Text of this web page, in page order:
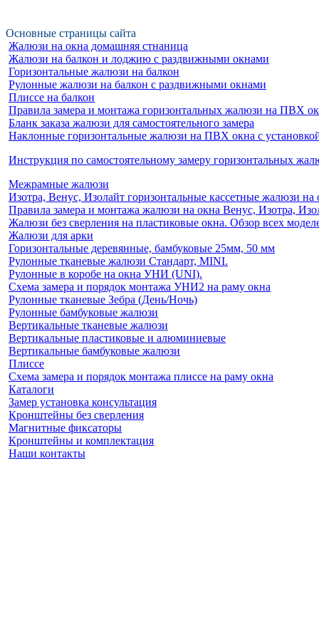
Основные страницы сайта
Жалюзи на окна домашняя стнаница
Жалюзи на балкон и лоджию c раздвижными окнами
Горизонтальные жалюзи на балкон
Рулонные жалюзи на балкон с раздвижными окнами
Плиссе на балкон
Правила замера и монтажа горизонтальных жалюзи на ПВХ
Бланк заказа жалюзи для самостоятельного замера
Наклонные горизонтальные жалюзи на ПВХ окна с
Инструкция по самостоятельному замеру горизонтальных
Межрамные жалюзи
Изотра, Венус, Изолайт горизонтальные кассетные жалюзи на
Правила замера и монтажа жалюзи на окна Венус, Изотра,
Жалюзи без сверления на пластиковые окна. Обзор всех
Жалюзи для арки
Горизонтальные деревянные, бамбуковые 25мм, 50 мм
Рулонные тканевые жалюзи Стандарт, MINI.
Рулонные в коробе на окна УНИ (UNI).
Схема замера и порядок монтажа УНИ2 на раму окна
Рулонные тканевые Зебра (День/Ночь)
Рулонные бамбуковые жалюзи
Вертикальные тканевые жалюзи
Вертикальные пластиковые и алюминиевые
Вертикальные бамбуковые жалюзи
Плиссе
Схема замера и порядок монтажа плиссе на раму окна
Каталоги
Замер установка консультация
Кронштейны без сверления
Магнитные фиксаторы
Кронштейны и комплектация
Наши контакты